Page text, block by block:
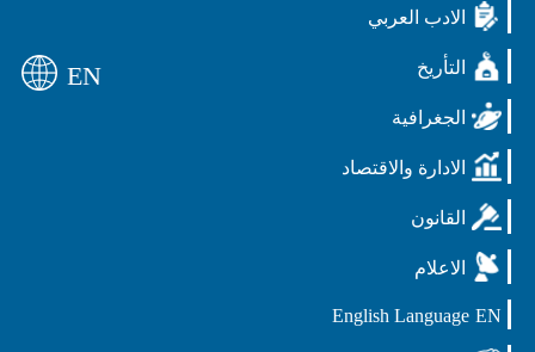
الادب العربي
التأريخ
الجغرافية
الادارة والاقتصاد
القانون
الاعلام
EN
English Language
EN